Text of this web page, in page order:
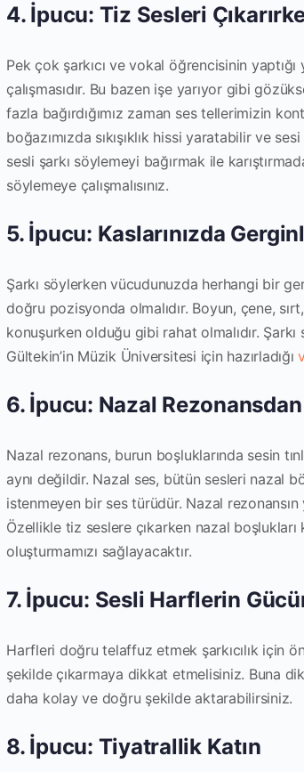
4. İpucu: Tiz Sesleri
Pek çok şarkıcı ve vokal öğrencisinin
çalışmasıdır. Bu bazen işe yarıyor gibi
fazla bağırdığımız zaman ses tellerimizin
boğazımızda sıkışıklık hissi yaratabilir ve
sesli şarkı söylemeyi bağırmak ile
söylemeye çalışmalısınız.
5. İpucu: Kaslarınızda
Şarkı söylerken vücudunuzda herhangi bir
doğru pozisyonda olmalıdır. Boyun, çene,
konuşurken olduğu gibi rahat olmalıdır.
Gültekin’in Müzik Üniversitesi için hazırladığı
6. İpucu: Nazal Rezonansdan
Nazal rezonans, burun boşluklarında sesin
aynı değildir. Nazal ses, bütün sesleri nazal
istenmeyen bir ses türüdür. Nazal
Özellikle tiz seslere çıkarken nazal
oluşturmamızı sağlayacaktır.
7. İpucu: Sesli Harflerin
Harfleri doğru telaffuz etmek şarkıcılık için
şekilde çıkarmaya dikkat etmelisiniz. Buna
daha kolay ve doğru şekilde aktarabilirsiniz.
8. İpucu: Tiyatrallik Katın